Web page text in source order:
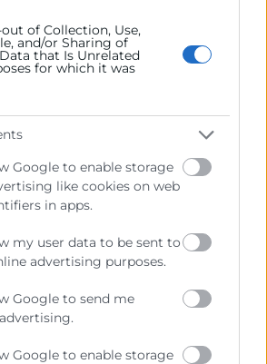
of Collection, Use,
and/or Sharing of
that Is Unrelated
for which it was
Google to enable storage
like cookies on web
in apps.
my user data to be sent to
advertising purposes.
Google to send me
Google to enable storage
internacional.
convenio, se publicó el
de la empresa exportadora de
ante los desafíos globales’, en
estudio que se adentra en el
exportadoras de la
que se caracterizan por la
actividades de exportación. Dicha
y le impulsa a ser más
Y es que estas características
de resiliencia frente a
superior a la de una empresa no